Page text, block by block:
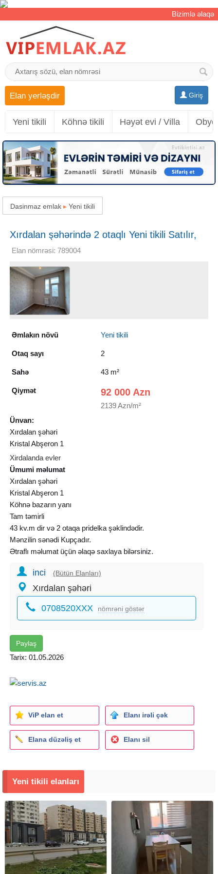
Bizimlə əlaqə
Giriş
Elan yerləşdir
Yeni tikili Köhnə tikili Həyət evi / Villa
Dasinmaz emlak ▸ Yeni tikili
Xırdalan şəhərində 2 otaqlı Yeni tikili Satılır,
43 m²
Elan nömrəsi: 789004
Əmlakın növü Yeni tikili
Otaq sayı 2
Sahə 43 m²
Qiymət 92 000 Azn
2139 Azn/m²
Ünvan:
Xırdalan şəhəri
Kristal Abşeron 1
Xirdalanda evler
Ümumi məlumat
Xırdalan şəhəri
Kristal Abşeron 1
Köhnə bazarın yanı
Tam təmirli
43 kv.m dir və 2 otaqa pridelka şəklindədir.
Mənzilin sənədi Kupçadır.
Ətraflı məlumat üçün əlaqə saxlaya bilərsiniz.
inci (Bütün Elanları)
Xırdalan şəhəri
0708520XXX nömrəni göstər
Paylaş
Tarix: 01.05.2026
ViP elan et Elanı irəli çək
Elana düzəliş et Elanı sil
Yeni tikili elanları